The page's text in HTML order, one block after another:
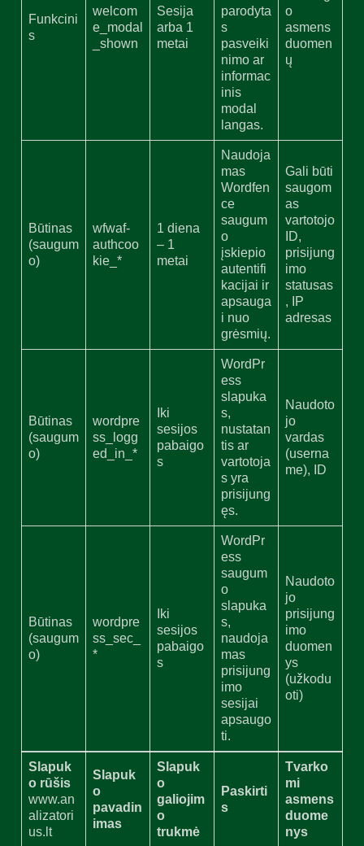
Funkcini
s
welcom
e_modal
_shown
Sesija
arba 1
metai
parodyta
s
pasveiki
nimo ar
informac
inis
modal
langas.
o
asmens
duomen
ų
Būtinas
(saugum
o)
wfwaf-
authcoo
kie_*
1 diena
– 1
metai
Naudoja
mas
Wordfen
ce
saugum
o
įskiepio
autentifi
kacijai ir
apsauga
i nuo
grėsmių.
Gali būti
saugom
as
vartotojo
ID,
prisijung
imo
statusas
, IP
adresas
Būtinas
(saugum
o)
wordpre
ss_logg
ed_in_*
Iki
sesijos
pabaigo
s
WordPr
ess
slapuka
s,
nustatan
tis ar
vartotoja
s yra
prisijung
ęs.
Naudoto
jo
vardas
(userna
me), ID
Būtinas
(saugum
o)
wordpre
ss_sec_
*
Iki
sesijos
pabaigo
s
WordPr
ess
saugum
o
slapuka
s,
naudoja
mas
prisijung
imo
sesijai
apsaugo
ti.
Naudoto
jo
prisijung
imo
duomen
ys
(užkodu
oti)
Slapuk
o rūšis
www.an
alizatori
us.lt
Slapuk
o
pavadin
imas
Slapuk
o
galiojim
o
trukmė
Paskirti
s
Tvarko
mi
asmens
duome
nys